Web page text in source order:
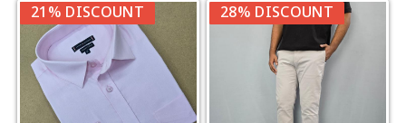
21% DISCOUNT 28% DISCOUNT